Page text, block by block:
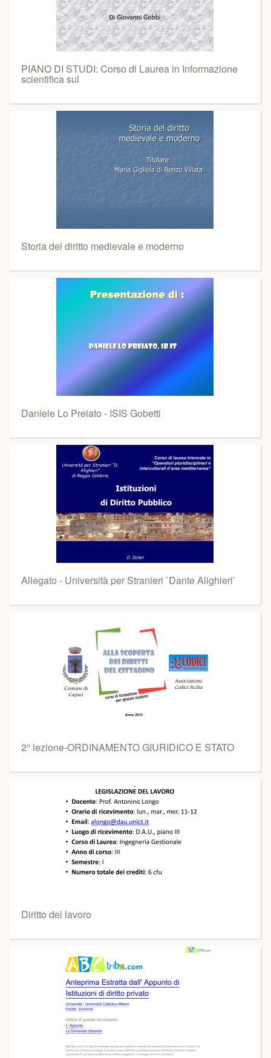
PIANO DI STUDI: Corso di Laurea in Informazione
scientifica sul
Storia del diritto medievale e moderno
Daniele Lo Preiato - ISIS Gobetti
Allegato - Università per Stranieri `Dante Alighieri`
2° lezione-ORDINAMENTO GIURIDICO E STATO
Diritto del lavoro